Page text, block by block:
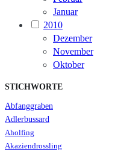
Januar
2010
Dezember
November
Oktober
STICHWORTE
Abfanggraben
Adlerbussard
Aholfing
Akaziendrossling